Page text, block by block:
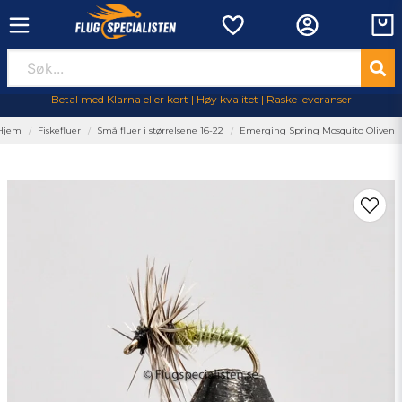
Betal med Klarna eller kort | Høy kvalitet | Raske leveranser
Fiskefluer Små fluer i størrelsene 16-22 Emerging Spring Mosquito Oliven